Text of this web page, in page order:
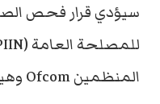
سيؤدي قرار فحص
المنظمين Ofcom وهيئة المنافسة والأسواق.